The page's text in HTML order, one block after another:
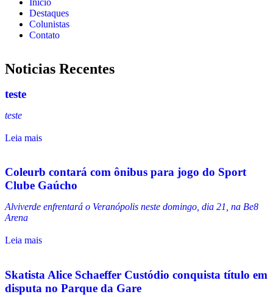
Início
Destaques
Colunistas
Contato
Noticias Recentes
teste
teste
Leia mais
Coleurb contará com ônibus para jogo do Sport
Clube Gaúcho
Alviverde enfrentará o Veranópolis neste domingo, dia 21, na Be8
Arena
Leia mais
Skatista Alice Schaeffer Custódio conquista título em
disputa no Parque da Gare